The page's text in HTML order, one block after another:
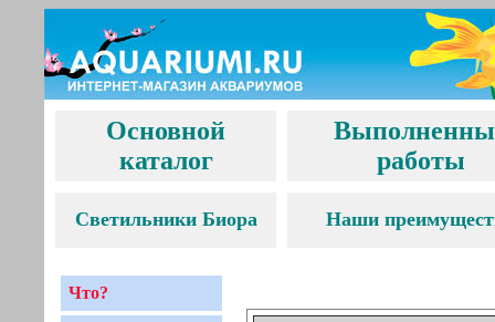
Основной
каталог
работы
Светильники Биора Наши
Что?